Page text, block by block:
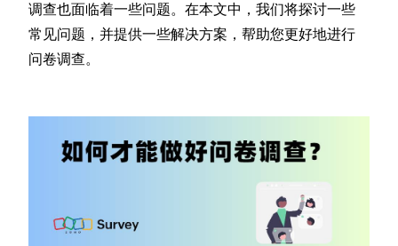
调查也面临着一些问题。在本文中，我们将探讨一些
常见问题，并提供一些解决方案，帮助您更好地进行
问卷调查。